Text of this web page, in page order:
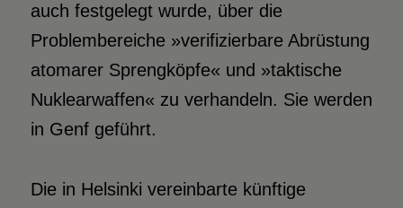
auch festgelegt wurde, über die
Problembereiche »verifizierbare Abrüstung
atomarer Sprengköpfe« und »taktische
Nuklearwaffen« zu verhandeln. Sie werden
in Genf geführt.
Die in Helsinki vereinbarte künftige